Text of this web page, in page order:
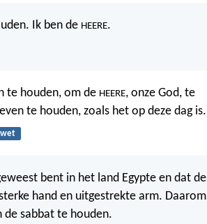
Ik ben de HEERE.
te houden, om de HEERE, onze God, te
te houden, zoals het op deze dag is.
wet
bent in het land Egypte en dat de
hand en uitgestrekte arm. Daarom
de sabbat te houden.